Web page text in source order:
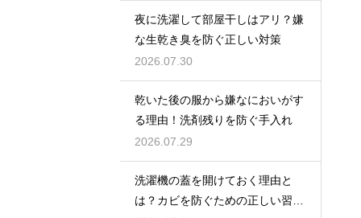
夜に洗濯して部屋干しはアリ？嫌
な生乾き臭を防ぐ正しい対策
2026.07.30
乾いた後の服から嫌なにおいがす
る理由！洗剤残りを防ぐ手入れ
2026.07.29
洗濯機の蓋を開けておく理由と
は？カビを防ぐための正しい習慣